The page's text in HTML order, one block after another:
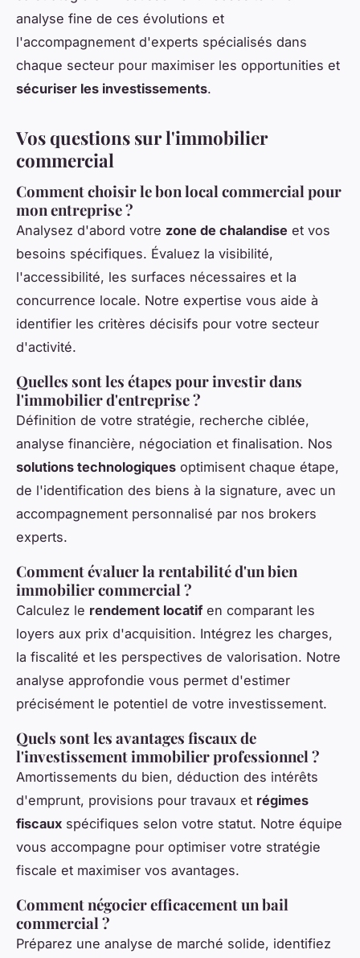
analyse fine de ces évolutions et
l'accompagnement d'experts spécialisés dans
chaque secteur pour maximiser les opportunities et
sécuriser les investissements.
Vos questions sur l'immobilier
commercial
Comment choisir le bon local commercial pour
mon entreprise ?
Analysez d'abord votre zone de chalandise et vos
besoins spécifiques. Évaluez la visibilité,
l'accessibilité, les surfaces nécessaires et la
concurrence locale. Notre expertise vous aide à
identifier les critères décisifs pour votre secteur
d'activité.
Quelles sont les étapes pour investir dans
l'immobilier d'entreprise ?
Définition de votre stratégie, recherche ciblée,
analyse financière, négociation et finalisation. Nos
solutions technologiques optimisent chaque étape,
de l'identification des biens à la signature, avec un
accompagnement personnalisé par nos brokers
experts.
Comment évaluer la rentabilité d'un bien
immobilier commercial ?
Calculez le rendement locatifen comparant les
loyers aux prix d'acquisition. Intégrez les charges,
la fiscalité et les perspectives de valorisation. Notre
analyse approfondie vous permet d'estimer
précisément le potentiel de votre investissement.
Quels sont les avantages fiscaux de
l'investissement immobilier professionnel ?
Amortissements du bien, déduction des intérêts
d'emprunt, provisions pour travaux et régimes
fiscaux spécifiques selon votre statut. Notre équipe
vous accompagne pour optimiser votre stratégie
fiscale et maximiser vos avantages.
Comment négocier efficacement un bail
commercial ?
Préparez une analyse de marché solide, identifiez